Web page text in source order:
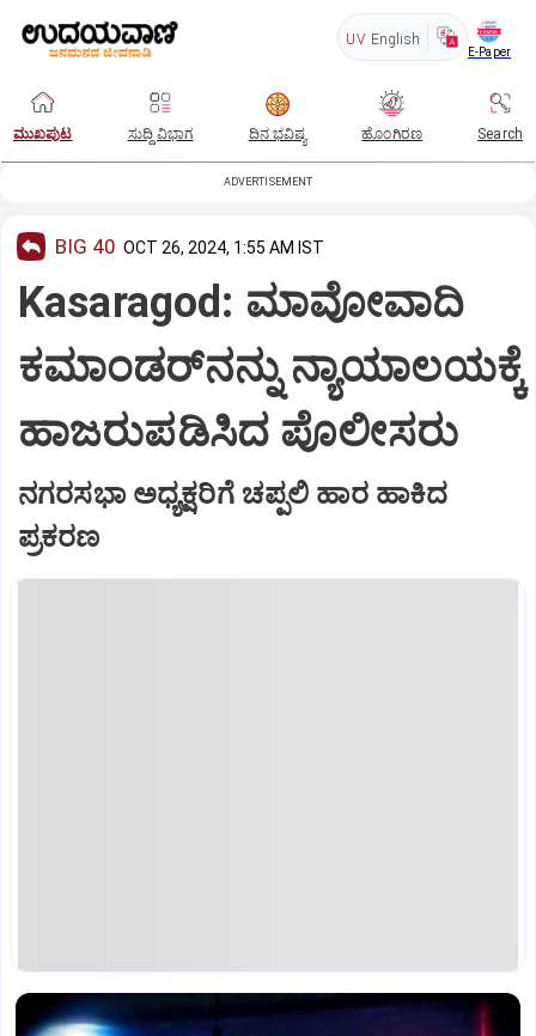
UV English
E-Paper
ಮುಖಪುಟ ಸುದ್ದಿ ವಿಭಾಗ ದಿನ ಭವಿಷ್ಯ ಹೊಂಗಿರಣ Search
ADVERTISEMENT
BIG 40 OCT 26, 2024, 1:55 AM IST
Kasaragod: ಮಾವೋವಾದಿ
ಕಮಾಂಡರ್‌ನನ್ನು ನ್ಯಾಯಾಲಯಕ್ಕೆ
ಹಾಜರುಪಡಿಸಿದ ಪೊಲೀಸರು
ನಗರಸಭಾ ಅಧ್ಯಕ್ಷರಿಗೆ ಚಪ್ಪಲಿ ಹಾರ ಹಾಕಿದ
ಪ್ರಕರಣ